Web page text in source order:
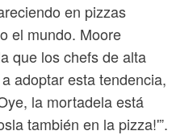
en pizzas
el mundo. Moore
que los chefs de alta
adoptar esta tendencia,
la mortadela está
también en la pizza!'”.